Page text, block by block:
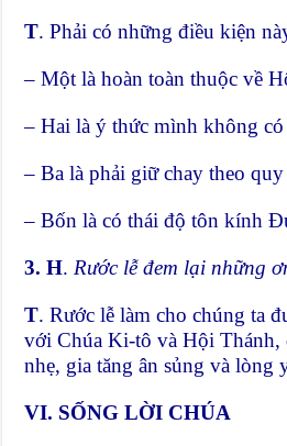
T. Phải có những điều kiện
– Một là hoàn toàn thuộc về
– Hai là ý thức mình không
– Ba là phải giữ chay theo
– Bốn là có thái độ tôn kính
3. H. Rước lễ đem lại những
T. Rước lễ làm cho chúng ta
với Chúa Ki-tô và Hội Thánh,
nhẹ, gia tăng ân sủng và lòng
VI. SỐNG LỜI CHÚA